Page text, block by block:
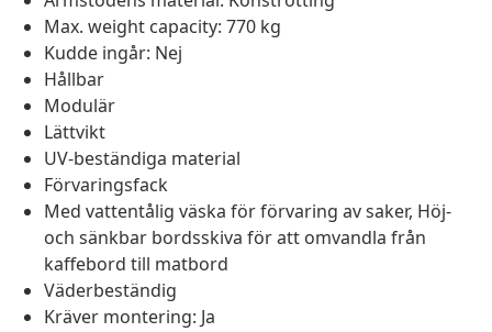
Max. weight capacity: 770 kg
Kudde ingår: Nej
Hållbar
Modulär
Lättvikt
UV-beständiga material
Förvaringsfack
Med vattentålig väska för förvaring av saker, Höj-
och sänkbar bordsskiva för att omvandla från
kaffebord till matbord
Väderbeständig
Kräver montering: Ja